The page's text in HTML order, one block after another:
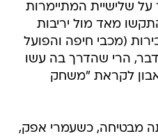
שלישיית המתיימרות
מאד מול יריבות
(מכבי חיפה והפועל
דבר, הרי שהדרך בה עשו
לקראת "משחק
מבטיחה, כשעמרי אפק,